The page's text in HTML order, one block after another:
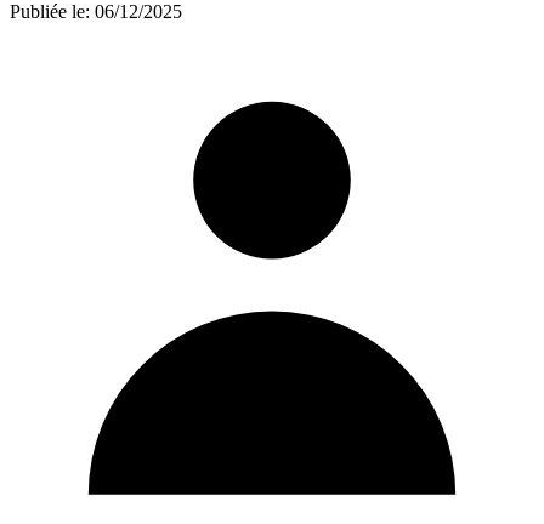
Publiée le: 06/12/2025